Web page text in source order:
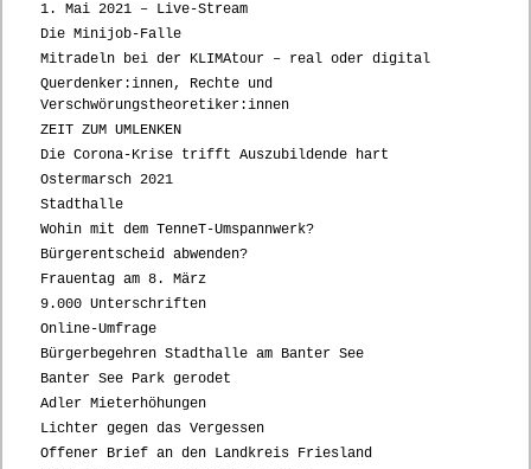
1. Mai 2021 – Live-Stream
Die Minijob-Falle
Mitradeln bei der KLIMAtour – real oder digital
Querdenker:innen, Rechte und
Verschwörungstheoretiker:innen
ZEIT ZUM UMLENKEN
Die Corona-Krise trifft Auszubildende hart
Ostermarsch 2021
Stadthalle
Wohin mit dem TenneT-Umspannwerk?
Bürgerentscheid abwenden?
Frauentag am 8. März
9.000 Unterschriften
Online-Umfrage
Bürgerbegehren Stadthalle am Banter See
Banter See Park gerodet
Adler Mieterhöhungen
Lichter gegen das Vergessen
Offener Brief an den Landkreis Friesland